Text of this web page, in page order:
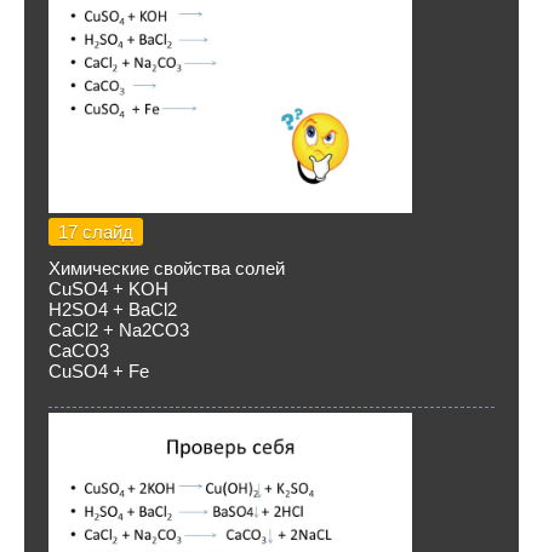
17 слайд
Химические свойства солей
CuSO4 + KOH
H2SO4 + BaCl2
CaCl2 + Na2CO3
CaCO3
CuSO4 + Fe